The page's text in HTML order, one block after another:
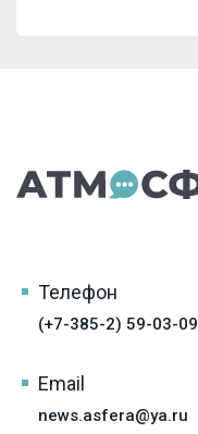
Телефон
(+7-385-2) 59-03-09
Email
news.asfera@ya.ru